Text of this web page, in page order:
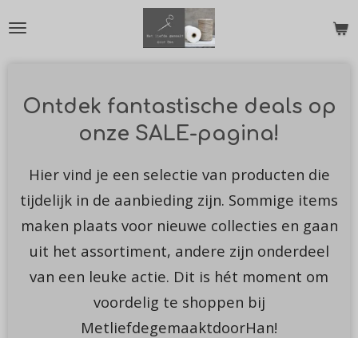
Ga
Ontdek fantastische deals op
onze SALE-pagina!
Hier vind je een selectie van producten die
tijdelijk in de aanbieding zijn. Sommige items
maken plaats voor nieuwe collecties en gaan
uit het assortiment, andere zijn onderdeel
van een leuke actie. Dit is hét moment om
voordelig te shoppen bij
MetliefdegemaaktdoorHan!